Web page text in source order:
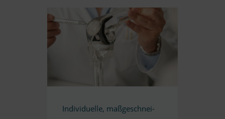
In­di­vi­du­elle, maß­ge­schnei­